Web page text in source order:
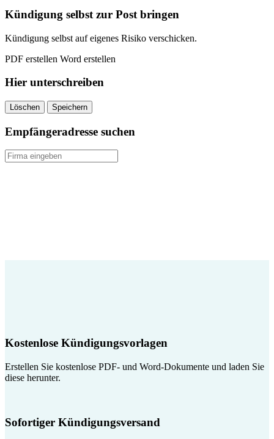
quantity
Kündigung selbst zur Post bringen
Kündigung selbst auf eigenes Risiko verschicken.
PDF erstellen Word erstellen
Hier unterschreiben
Löschen Speichern
Empfängeradresse suchen
Kostenlose Kündigungsvorlagen
Erstellen Sie kostenlose PDF- und Word-Dokumente und laden Sie
diese herunter.
Sofortiger Kündigungsversand